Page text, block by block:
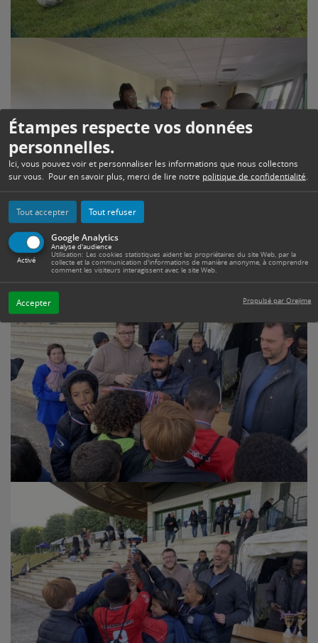
Étampes respecte vos données
personnelles.
Ici, vous pouvez voir et personnaliser les informations que nous collectons
sur vous. Pour en savoir plus, merci de lire notre politique de confidentialité
Tout accepter Tout refuser
Google Analytics
Activé
Analyse d'audience
Utilisation: Les cookies statistiques aident les propriétaires du site Web, par la
collecte et la communication d'informations de manière anonyme, à comprendre
comment les visiteurs interagissent avec le site Web.
Accepter Propulsé par Orejime